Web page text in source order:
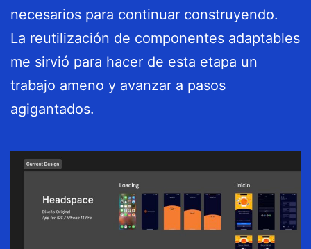
necesarios para continuar construyendo.
La reutilización de componentes adaptables
me sirvió para hacer de esta etapa un
trabajo ameno y avanzar a pasos
agigantados.